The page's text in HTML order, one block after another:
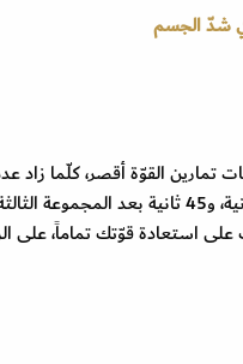
شدّ الجسم
و30 ثانية بعد المجموعة
استعادة قوّتك تماماً، على